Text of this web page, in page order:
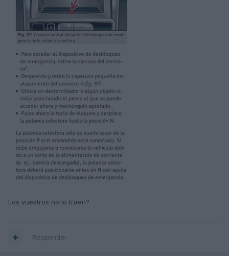
Los vuestros no lo traen?
Responder